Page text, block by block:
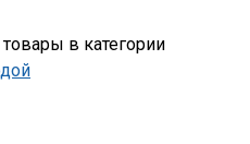
в категории